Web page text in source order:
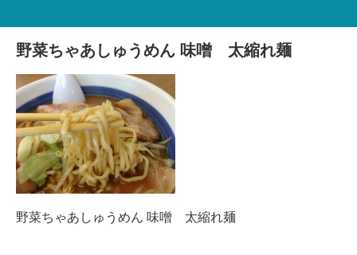
野菜ちゃあしゅうめん 味噌 太縮れ麺
野菜ちゃあしゅうめん 味噌 太縮れ麺